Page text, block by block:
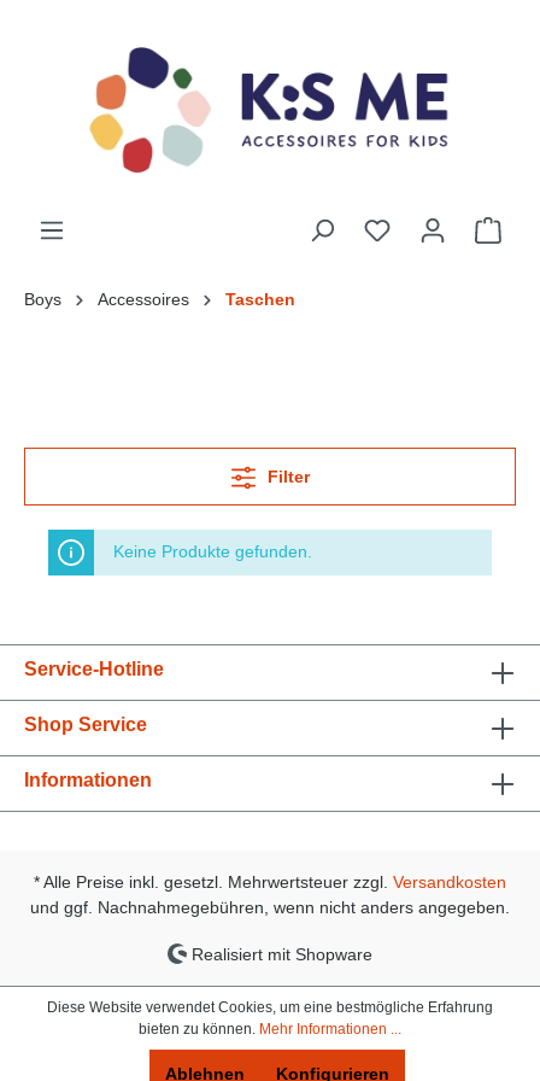
Boys Accessoires Taschen
Filter
Keine Produkte gefunden.
Service-Hotline
Shop Service
Informationen
* Alle Preise inkl. gesetzl. Mehrwertsteuer zzgl. Versandkosten
und ggf. Nachnahmegebühren, wenn nicht anders angegeben.
Realisiert mit Shopware
Diese Website verwendet Cookies, um eine bestmögliche Erfahrung
bieten zu können. Mehr Informationen ...
Ablehnen Konfigurieren